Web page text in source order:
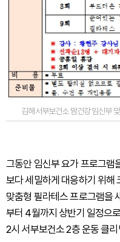
김해서부보건소 맘건강 임신부
그동안 임신부 요가 프로그램
보다 세밀하게 대응하기 위해
맞춤형 필라테스 프로그램을
부터 4월까지 상반기 일정으
2시 서부보건소 2층 운동 클